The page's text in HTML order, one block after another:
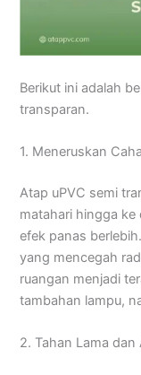
Berikut ini adalah
transparan.
1. Meneruskan
Atap uPVC semi
matahari hingga ke
efek panas
yang mencegah
ruangan menjadi
tambahan lampu,
2. Tahan Lama dan